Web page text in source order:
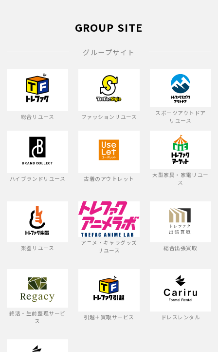
GROUP SITE
グループサイト
総合リユース ファッションリユース
スポーツアウトドア
リユース
ハイブランドリユース 古着のアウトレット
大型家具・家電リユー
ス
楽器リユース
アニメ・キャラグッズ
リユース
総合出張買取
終活・生前整理サービ
ス
引越＋買取サービス ドレスレンタル